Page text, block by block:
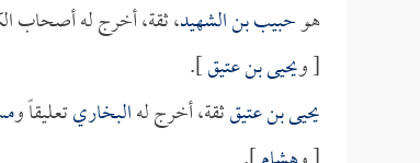
هوحبيب بن الشهيد، ثقة، أخرج له أصحاب
[ ويحيى بن عتيق].
يحيى بن عتيقثقة، أخرج لهالبخاريتعليقاً و